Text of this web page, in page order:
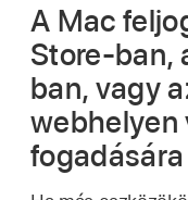
A Mac
Store-ban,
ban, vagy
webhelyen
fogadására